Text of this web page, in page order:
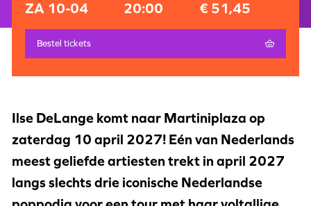
Ilse DeLange komt naar Martiniplaza op
zaterdag 10 april 2027! Eén van Nederlands
meest geliefde artiesten trekt in april 2027
langs slechts drie iconische Nederlandse
ZA 10-04 20:00 € 51,45
Bestel tickets